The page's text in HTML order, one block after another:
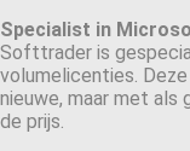
Specialist in
Softtrader is
volumelicenties.
nieuwe, maar met als
de prijs.